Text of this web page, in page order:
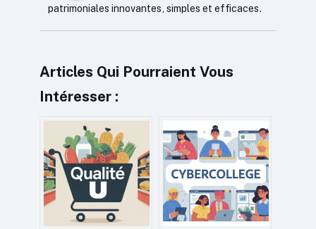
patrimoniales innovantes, simples et efficaces.
Articles Qui Pourraient Vous
Intéresser :